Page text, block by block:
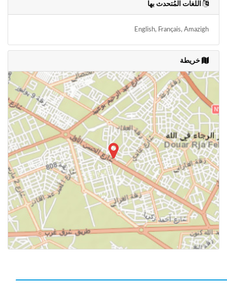
اللغات المُتحدث بها
English, Français, Amazigh
خريطة